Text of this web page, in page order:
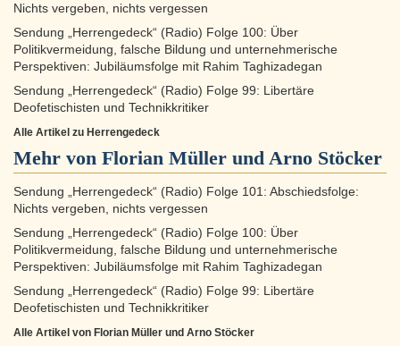
Nichts vergeben, nichts vergessen
Sendung „Herrengedeck“ (Radio) Folge 100: Über
Politikvermeidung, falsche Bildung und unternehmerische
Perspektiven: Jubiläumsfolge mit Rahim Taghizadegan
Sendung „Herrengedeck“ (Radio) Folge 99: Libertäre
Deofetischisten und Technikkritiker
Alle Artikel zu Herrengedeck
Mehr von Florian Müller und Arno Stöcker
Sendung „Herrengedeck“ (Radio) Folge 101: Abschiedsfolge:
Nichts vergeben, nichts vergessen
Sendung „Herrengedeck“ (Radio) Folge 100: Über
Politikvermeidung, falsche Bildung und unternehmerische
Perspektiven: Jubiläumsfolge mit Rahim Taghizadegan
Sendung „Herrengedeck“ (Radio) Folge 99: Libertäre
Deofetischisten und Technikkritiker
Alle Artikel von Florian Müller und Arno Stöcker